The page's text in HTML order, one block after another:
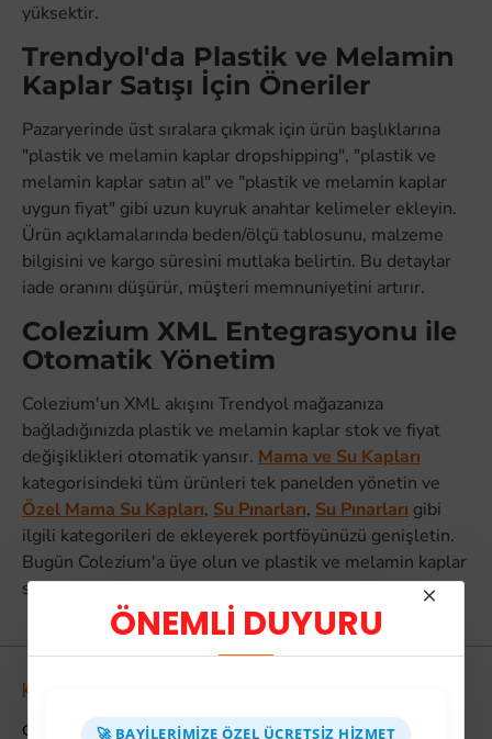
ÖNEMLİ DUYURU
🚀 BAYILERIMIZE ÖZEL ÜCRETSIZ HIZMET
yüksektir.
Trendyol'da Plastik ve Melamin
Kaplar Satışı İçin Öneriler
Pazaryerinde üst sıralara çıkmak için ürün başlıklarına
"plastik ve melamin kaplar dropshipping", "plastik ve
melamin kaplar satın al" ve "plastik ve melamin kaplar
uygun fiyat" gibi uzun kuyruk anahtar kelimeler ekleyin.
Ürün açıklamalarında beden/ölçü tablosunu, malzeme
bilgisini ve kargo süresini mutlaka belirtin. Bu detaylar
iade oranını düşürür, müşteri memnuniyetini artırır.
Colezium XML Entegrasyonu ile
Otomatik Yönetim
Colezium'un XML akışını Trendyol mağazanıza
bağladığınızda plastik ve melamin kaplar stok ve fiyat
değişiklikleri otomatik yansır. Mama ve Su Kapları
kategorisindeki tüm ürünleri tek panelden yönetin ve
Özel Mama Su Kapları, Su Pınarları, Su Pınarları gibi
ilgili kategorileri de ekleyerek portföyünüzü genişletin.
Bugün Colezium'a üye olun ve plastik ve melamin kaplar
satışında öncü olun.
Kurumsal
Colezium Hakkında